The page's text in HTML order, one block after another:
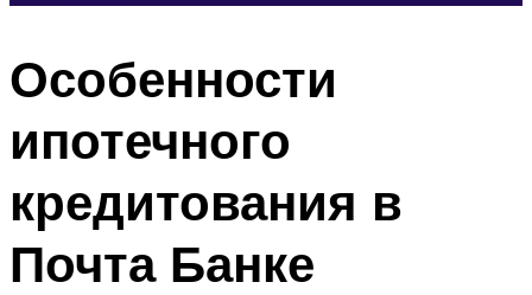
Особенности
ипотечного
кредитования в
Почта Банке